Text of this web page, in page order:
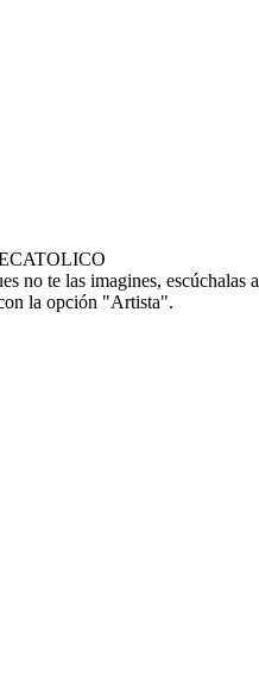
no te las imagines, escúchalas
la opción "Artista".